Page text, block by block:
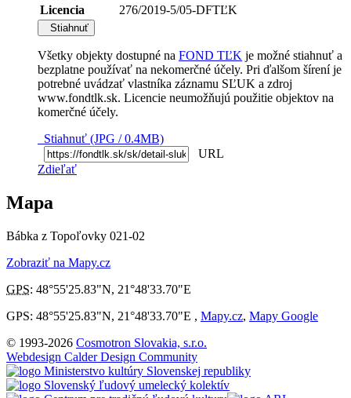
Licencia
276/2019-5/05-DFTĽK
Stiahnuť
Všetky objekty dostupné na FOND TĽK je možné stiahnuť a
bezplatne používať na nekomerčné účely. Pri ďalšom šírení je
potrebné uvádzať vlastníka záznamu SĽUK a zdroj
www.fondtlk.sk. Licencie neumožňujú použitie objektov na
komerčné účely.
Stiahnuť (JPG / 0.4MB)
URL
Zdieľať
Mapa
Bábka z Topoľovky 021-02
Zobraziť na Mapy.cz
GPS: 48°55'25.83"N, 21°48'33.70"E
GPS: 48°55'25.83"N, 21°48'33.70"E , Mapy.cz, Mapy Google
© 1993-2026 Cosmotron Slovakia, s.r.o.
Webdesign Calder Design Community